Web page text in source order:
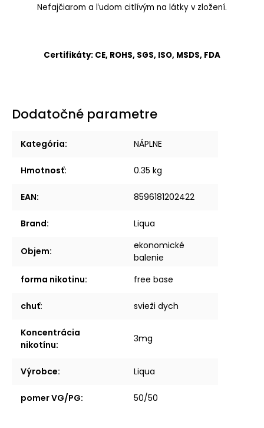
Nefajčiarom a ľudom citlívým na látky v zložení.
Certifikáty: CE, ROHS, SGS, ISO, MSDS, FDA
Dodatočné parametre
Kategória: NÁPLNE
Hmotnosť: 0.35 kg
EAN: 8596181202422
Brand: Liqua
Objem:
ekonomické
balenie
forma nikotinu: free base
chuť: svieži dych
Koncentrácia
nikotínu:
3mg
Výrobce: Liqua
pomer VG/PG: 50/50